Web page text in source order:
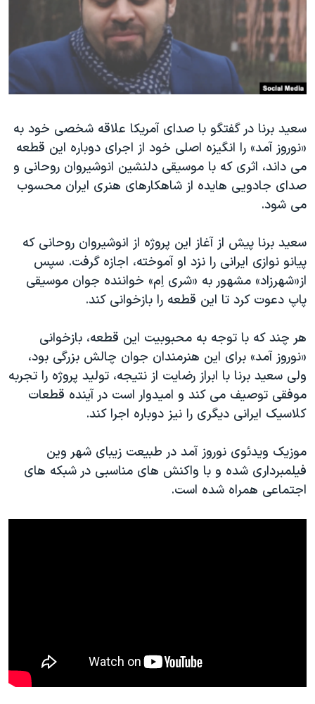
سعید برنا در گفتگو با صدای آمریکا علاقه شخصی خود به
«نوروز آمد» را انگیزه اصلی خود از اجرای دوباره این قطعه
می داند، اثری که با موسیقی دلنشین انوشیروان روحانی و
صدای جادویی هایده از شاهکارهای هنری ایران محسوب
می شود.
سعید برنا پیش از آغاز این پروژه از انوشیروان روحانی که
پیانو نوازی ایرانی را نزد او آموخته، اجازه گرفت. سپس
از«شهرزاد» مشهور به «شری اِم» خواننده جوان موسیقی
پاپ دعوت کرد تا این قطعه را بازخوانی کند.
هر چند که با توجه به محبوبیت این قطعه، بازخوانی
«نوروز آمد» برای این هنرمندان جوان چالش بزرگی بود،
ولی سعید برنا با ابراز رضایت از نتیجه، تولید پروژه را تجربه
موفقی توصیف می کند و امیدوار است در آینده قطعات
کلاسیک ایرانی دیگری را نیز دوباره اجرا کند.
موزیک ویدئوی نوروز آمد در طبیعت زیبای شهر وین
فیلمبرداری شده و با واکنش های مناسبی در شبکه های
اجتماعی همراه شده است.